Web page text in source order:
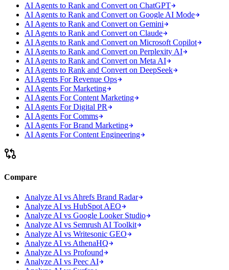
AI Agents to Rank and Convert on ChatGPT
AI Agents to Rank and Convert on Google AI Mode
AI Agents to Rank and Convert on Gemini
AI Agents to Rank and Convert on Claude
AI Agents to Rank and Convert on Microsoft Copilot
AI Agents to Rank and Convert on Perplexity AI
AI Agents to Rank and Convert on Meta AI
AI Agents to Rank and Convert on DeepSeek
AI Agents For Revenue Ops
AI Agents For Marketing
AI Agents For Content Marketing
AI Agents For Digital PR
AI Agents For Comms
AI Agents For Brand Marketing
AI Agents For Content Engineering
Compare
Analyze AI vs Ahrefs Brand Radar
Analyze AI vs HubSpot AEO
Analyze AI vs Google Looker Studio
Analyze AI vs Semrush AI Toolkit
Analyze AI vs Writesonic GEO
Analyze AI vs AthenaHQ
Analyze AI vs Profound
Analyze AI vs Peec AI